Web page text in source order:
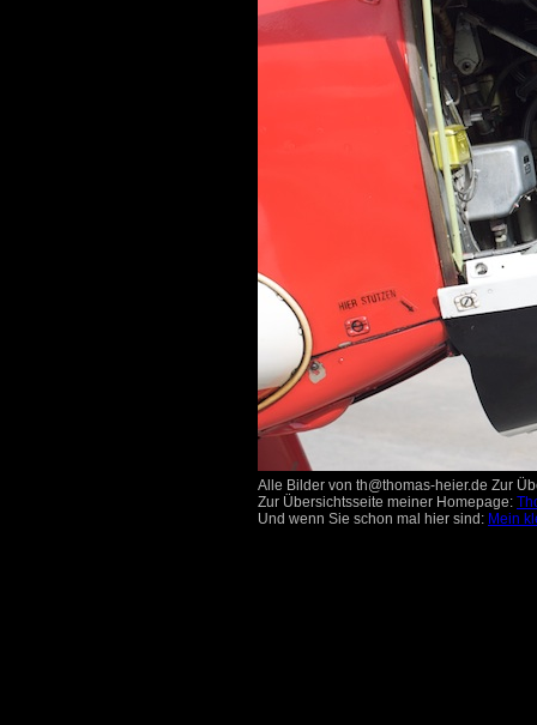
Alle Bilder von th@thomas-heier.de Zur
Zur Übersichtsseite meiner Homepage:
Und wenn Sie schon mal hier sind: Mein